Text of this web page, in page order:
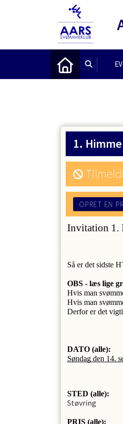
1.
Invitation 1.
Så er det sidste
OBS - læs lige
Hvis man
Hvis man
Derfor er det
DATO (alle):
Søndag den 14.
STED (alle):
Støvring
PRIS (alle):